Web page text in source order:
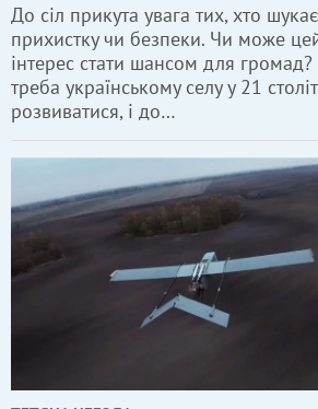
До сіл прикута увага тих, хто
прихистку чи безпеки. Чи може
інтерес стати шансом для
треба українському селу у 21
розвиватися, і до…